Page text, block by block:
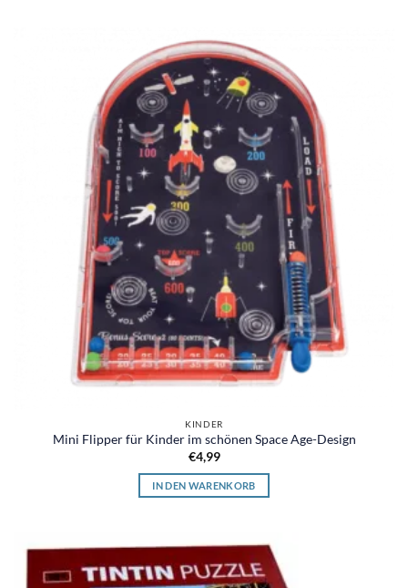
KINDER
Mini Flipper für Kinder im schönen Space Age-Design
€4,99
IN DEN WARENKORB